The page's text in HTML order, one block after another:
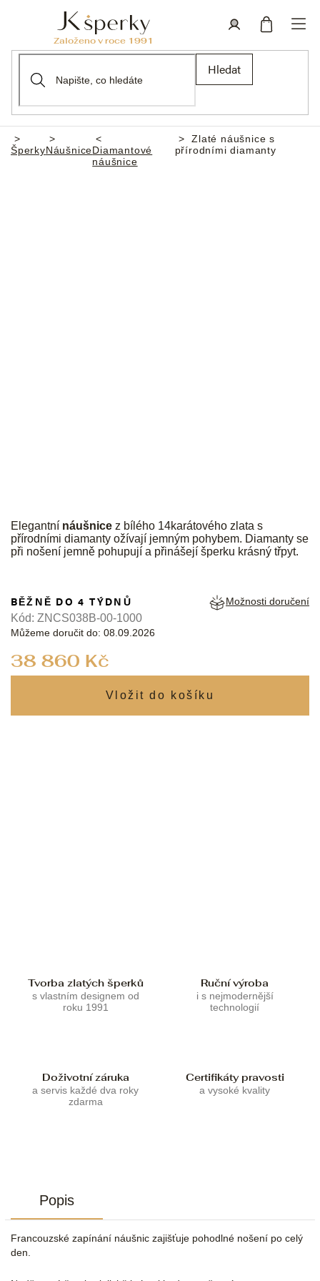
Hledat
Domů
ŠperkyNáušniceDiamantové
náušnice
Zlaté náušnice s
přírodními diamanty
Elegantní náušnice z bílého 14karátového zlata s
přírodními diamanty ožívají jemným pohybem. Diamanty se
při nošení jemně pohupují a přinášejí šperku krásný třpyt.
38 860 Kč
BĚŽNĚ DO 4 TÝDNŮ
Můžeme doručit do: 08.09.2026
Možnosti doručení
Kód: ZNCS038B-00-1000
Tvorba zlatých šperků
s vlastním designem od
roku 1991
Ruční výroba
i s nejmodernější
technologií
Doživotní záruka
a servis každé dva roky
zdarma
Certifikáty pravosti
a vysoké kvality
Popis
Francouzské zapínání náušnic zajišťuje pohodlné nošení po celý
den.